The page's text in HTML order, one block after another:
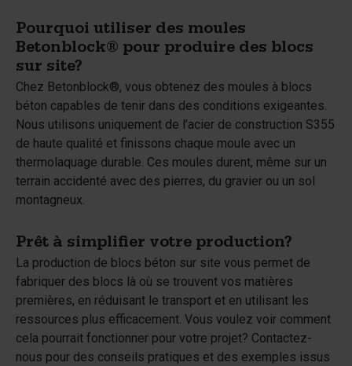
Pourquoi utiliser des moules
Betonblock® pour produire des blocs
sur site?
Chez Betonblock®, vous obtenez des moules à blocs
béton capables de tenir dans des conditions exigeantes.
Nous utilisons uniquement de l’acier de construction S355
de haute qualité et finissons chaque moule avec un
thermolaquage durable. Ces moules durent, même sur un
terrain accidenté avec des pierres, du gravier ou un sol
montagneux.
Prêt à simplifier votre production?
La production de blocs béton sur site vous permet de
fabriquer des blocs là où se trouvent vos matières
premières, en réduisant le transport et en utilisant les
ressources plus efficacement. Vous voulez voir comment
cela pourrait fonctionner pour votre projet? Contactez-
nous pour des conseils pratiques et des exemples issus